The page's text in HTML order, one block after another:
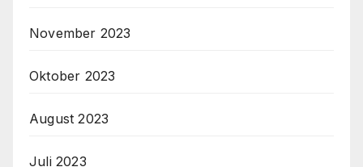
November 2023
Oktober 2023
August 2023
Juli 2023